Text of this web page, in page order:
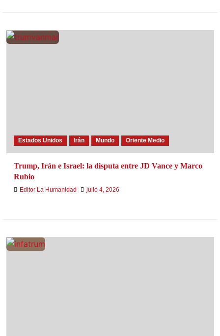
Estados Unidos Irán Mundo Oriente Medio
Trump, Irán e Israel: la disputa entre JD Vance y Marco
Rubio
Editor La Humanidad julio 4, 2026